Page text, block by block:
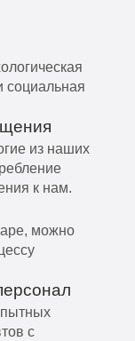
социальная
из наших
к нам.
можно
с